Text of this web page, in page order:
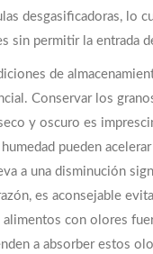
desgasificadoras, lo
sin permitir la entrada
de
Conservar los
y oscuro es
pueden
a una disminución
es aconsejable
alimentos con olores
a absorber estos